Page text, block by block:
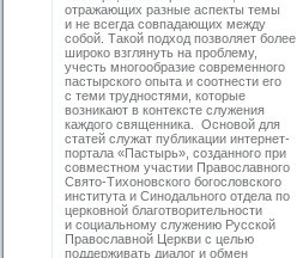
отражающих разные аспекты темы
и не всегда совпадающих между
собой. Такой подход позволяет более
широко взглянуть на проблему,
учесть многообразие современного
пастырского опыта и соотнести его
с теми трудностями, которые
возникают в контексте служения
каждого священника. Основой для
статей служат публикации интернет-
портала «Пастырь», созданного при
совместном участии Православного
Свято-Тихоновского богословского
института и Синодального отдела по
церковной благотворительности
и социальному служению Русской
Православной Церкви с целью
поддерживать диалог и обмен